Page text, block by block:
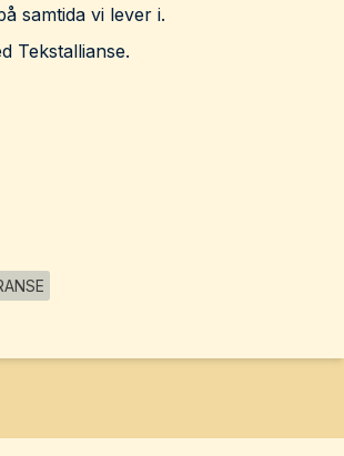
samtida vi lever i.
Tekstallianse.